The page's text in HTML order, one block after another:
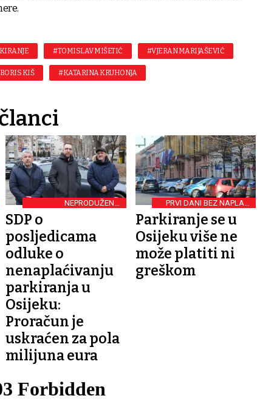
#TOMISLAV MIŠETIĆ #VJERAN MARIJAŠEVIĆ
KIŠ #KATARINA KRUHONJA
NEPRODUŽENJE
KONCESIJE
SDP o
posljedicama
odluke o
nenaplaćivanju
parkiranja u
Osijeku:
Proračun ​je
uskraćen za pola
milijuna eura
PRVI DANI BEZ NAPLATE
PARKIRANJA
Parkiranje se u
Osijeku više ne
može platiti ni
greškom